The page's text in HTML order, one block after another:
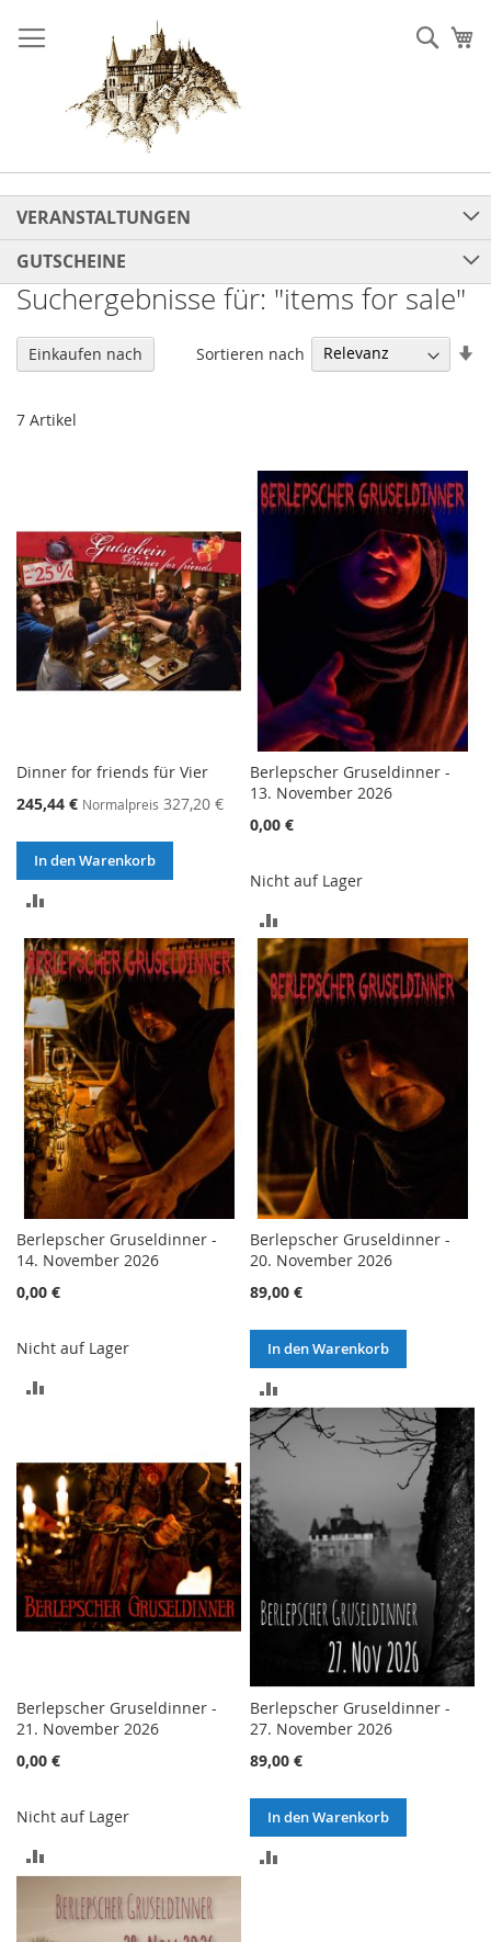
zum
Inhalt
VERANSTALTUNGEN
GUTSCHEINE
Suchergebnisse für: "items for sale"
7 Artikel
Sortieren nach
Dinner for friends für Vier
245,44 € Normalpreis 327,20 €
In den Warenkorb
VERGLEICHSLISTE
HINZUFÜGEN
Berlepscher Gruseldinner -
13. November 2026
0,00 €
Nicht auf Lager
VERGLEICHSLISTE
HINZUFÜGEN
Berlepscher Gruseldinner -
14. November 2026
0,00 €
Nicht auf Lager
HINZUFÜGEN
Berlepscher Gruseldinner -
20. November 2026
89,00 €
In den Warenkorb
VERGLEICHSLISTE
HINZUFÜGEN
Berlepscher Gruseldinner -
21. November 2026
0,00 €
Nicht auf Lager
VERGLEICHSLISTE
HINZUFÜGEN
Berlepscher Gruseldinner -
27. November 2026
89,00 €
In den Warenkorb
Einkaufen nach